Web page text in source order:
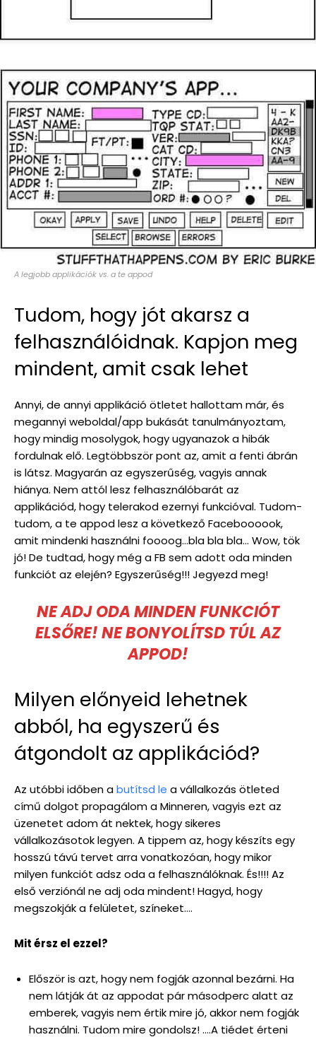
A legjobb applikációk vs. a te appod
Tudom, hogy jót akarsz a
felhasználóidnak. Kapjon meg
mindent, amit csak lehet
Annyi, de annyi applikáció ötletet hallottam már, és
megannyi weboldal/app bukását tanulmányoztam,
hogy mindig mosolygok, hogy ugyanazok a hibák
fordulnak elő. Legtöbbször pont az, amit a fenti ábrán
is látsz. Magyarán az egyszerűség, vagyis annak
hiánya. Nem attól lesz felhasználóbarát az
applikációd, hogy telerakod ezernyi funkcióval. Tudom-
tudom, a te appod lesz a következő Faceboooook,
amit mindenki használni foooog…bla bla bla… Wow, tök
jó! De tudtad, hogy még a FB sem adott oda minden
funkciót az elején? Egyszerűség!!! Jegyezd meg!
NE ADJ ODA MINDENFUNKCIÓT
ELSŐRE! NE BONYOLÍTSD TÚL AZ
APPOD!
Milyen előnyeid lehetnek
abból, ha egyszerű és
átgondolt az applikációd?
Az utóbbi időben abutítsd le a vállalkozás ötleted
című dolgot propagálom a Minneren, vagyis ezt az
üzenetet adom át nektek, hogy sikeres
vállalkozásotok legyen. A tippem az, hogy készíts egy
hosszú távú tervet arra vonatkozóan, hogy mikor
milyen funkciót adsz oda a felhasználóknak. És!!!! Az
első verziónál ne adj oda mindent! Hagyd, hogy
megszokják a felületet, színeket….
Mit érsz el ezzel?
Először is azt, hogy nem fogják azonnal bezárni. Ha
nem látják át az appodat pár másodperc alatt az
emberek, vagyis nem értik mire jó, akkor nem fogják
használni. Tudom mire gondolsz! ….A tiédet érteni